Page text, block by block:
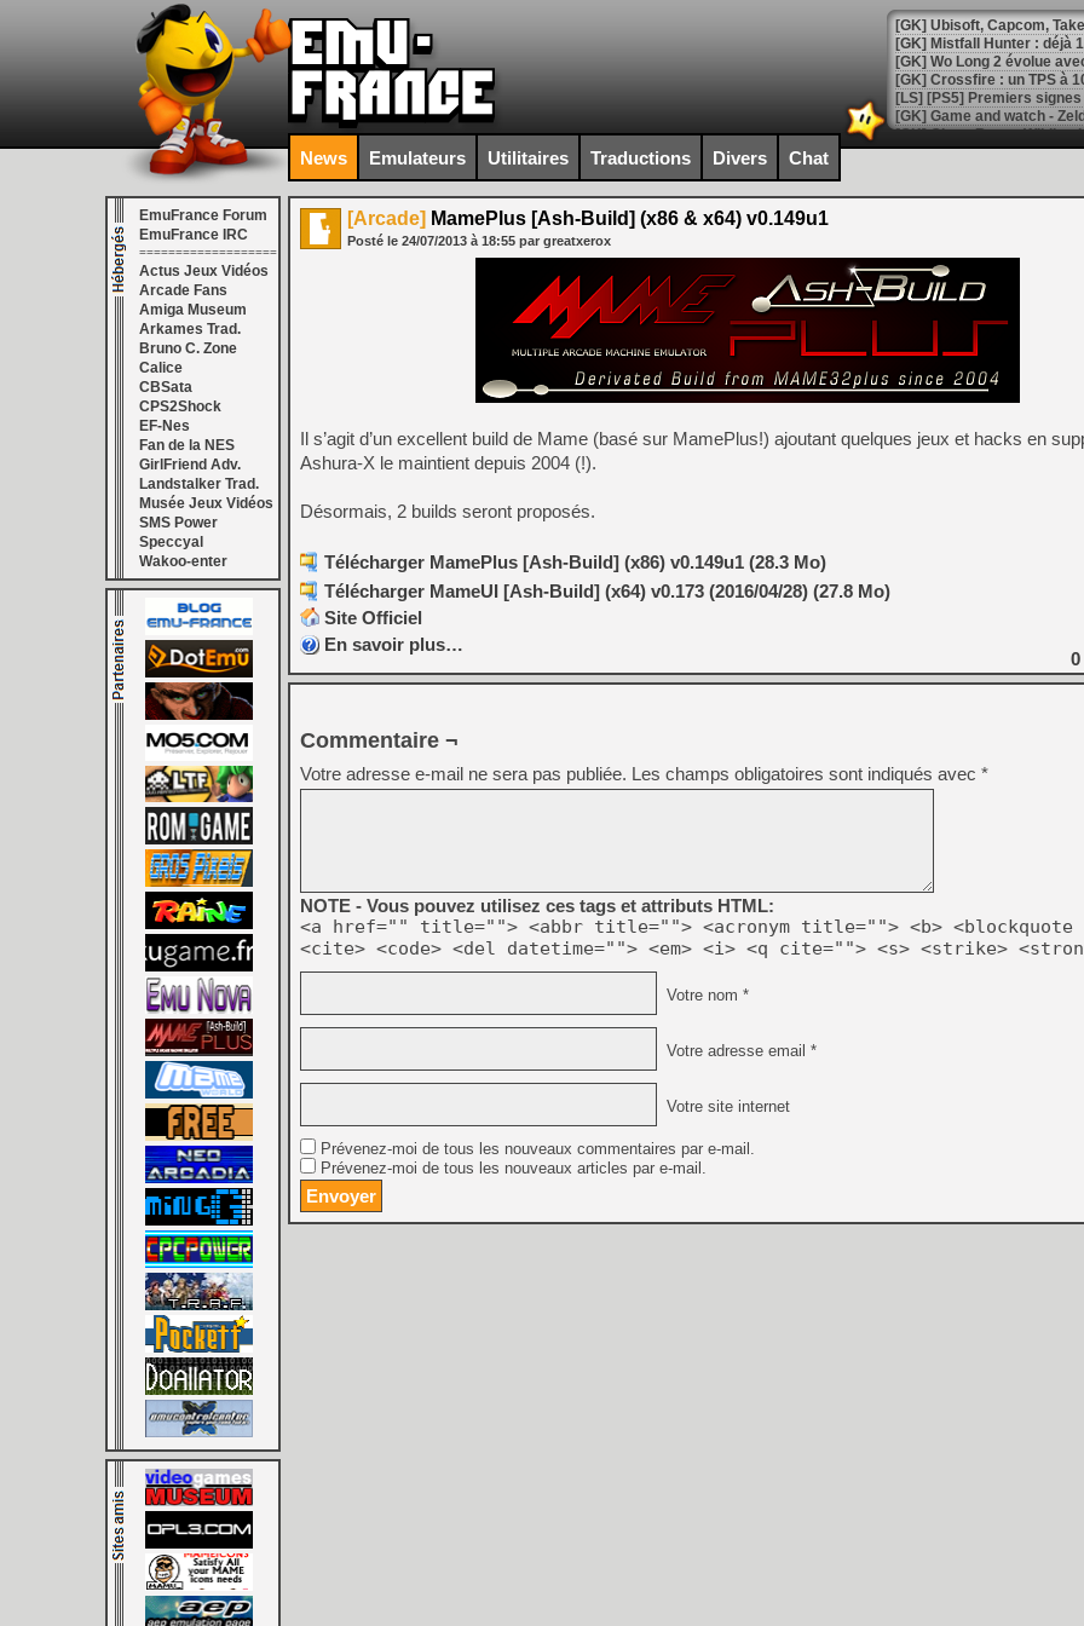
[GK] Mistfall Hunter : déjà
[GK] Wo Long 2 évolue
[GK] Crossfire : un TPS à
[LS] [PS5] Premiers
[Mo5] DOOM arrive en
[GK] Bethesda fête les 30
[GK] Roblox : l'action en
[GK] Agenda - GeForce
[GK] Devolver Digital en a
[LS] [PS5] ps5-y2jb-
[GK] Pourquoi Marvel
[GK] Test : Restory : Chill
[GK] GTA 6 : Rockstar
[GK] Hot Wheels Infinite
[GK] Mémoire cash -
[GK] Résultats Nintendo :
[GK] Déjà des
[Mo5] Brickboy cherche à
[GK] Minecraft et ses «
[GK] Beast of
[GK] Ubisoft : fin de partie
[GK] Mémoire cash -
[GK] Dan Houser (GTA)
[GK] Comment EA Sports
[GK] Crimson Moon : un
[GK] Isle of Reveries : le
[GK] Moonlighter 2 : The
[GK] Capcom relance
[Mo5] Deux inédits du
[GK] Le beat'em up The
News Emulateurs Utilitaires Traductions Divers Chat
EmuFrance Forum
EmuFrance IRC
===================
Actus Jeux Vidéos
Arcade Fans
Amiga Museum
Arkames Trad.
Bruno C. Zone
Calice
CBSata
CPS2Shock
EF-Nes
Fan de la NES
GirlFriend Adv.
Landstalker Trad.
Musée Jeux Vidéos
SMS Power
Speccyal
Wakoo-enter
[Arcade] MamePlus [Ash-Build] (x86 & x64) v0.149u1
Posté le 24/07/2013 à 18:55 par greatxerox
Il s’agit d’un excellent build de Mame (basé sur MamePlus!) ajoutant quelques jeux et hacks en
Ashura-X le maintient depuis 2004 (!).
Désormais, 2 builds seront proposés.
Télécharger MamePlus [Ash-Build] (x86) v0.149u1 (28.3 Mo)
Télécharger MameUI [Ash-Build] (x64) v0.173 (2016/04/28) (27.8 Mo)
Site Officiel
En savoir plus…
0
Commentaire ¬
Votre adresse e-mail ne sera pas publiée. Les champs obligatoires sont indiqués avec *
NOTE - Vous pouvez utilisez ces tags et attributs HTML:
<a href="" title=""> <abbr title=""> <acronym title=""> <b> <blockquote
<cite> <code> <del datetime=""> <em> <i> <q cite=""> <s> <strike>
Votre nom *
Votre adresse email *
Votre site internet
Prévenez-moi de tous les nouveaux commentaires par e-mail.
Prévenez-moi de tous les nouveaux articles par e-mail.